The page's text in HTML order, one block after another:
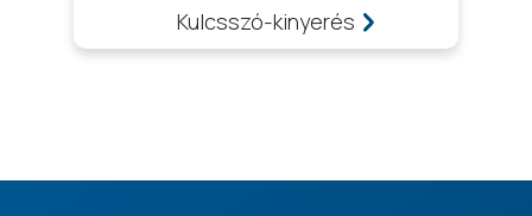
Kulcsszó-kinyerés